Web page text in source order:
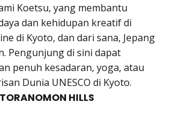
Koetsu, yang membantu
dan kehidupan kreatif di
di Kyoto, dan dari sana, Jepang
Pengunjung di sini dapat
penuh kesadaran, yoga, atau
Dunia UNESCO di Kyoto.
HILLS